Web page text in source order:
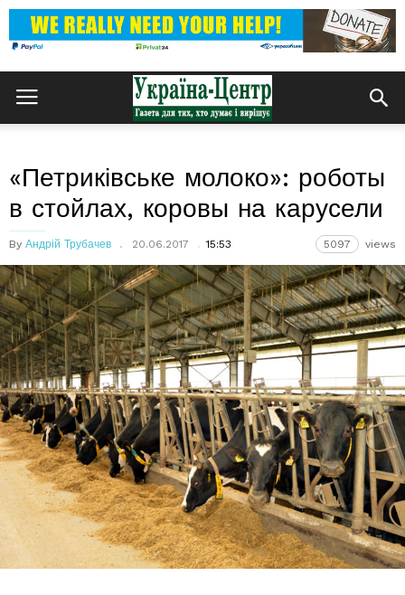
«Петриківське молоко»: роботы
в стойлах, коровы на карусели
By Андрій Трубачев 20.06.2017 15:53 5097 views